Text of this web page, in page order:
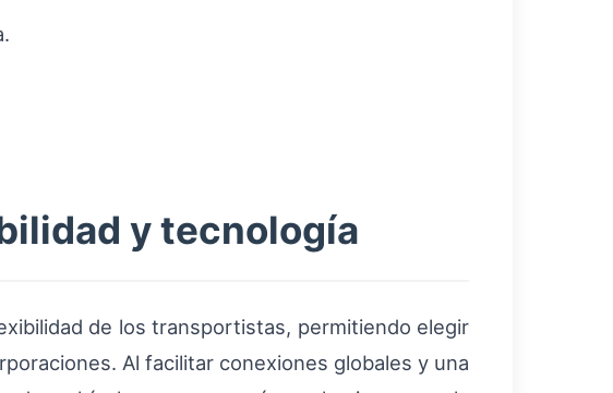
y tecnología
de los transportistas, permitiendo elegir
Al facilitar conexiones globales y una